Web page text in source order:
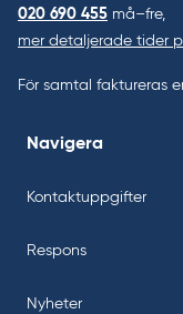
020 690 455 må–fre,
mer detaljerade tider
För samtal faktureras
Navigera
Kontaktuppgifter
Respons
Nyheter